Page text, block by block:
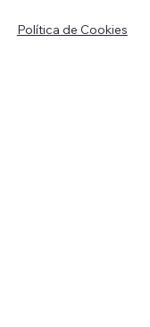
Política de Cookies